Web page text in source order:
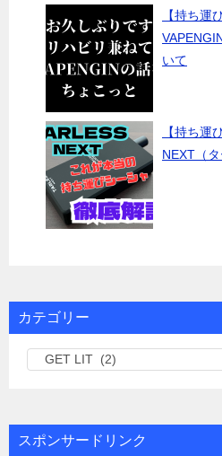
【持ち運
いて
【持ち運
NEXT（
カテゴリー
リ
ー
スポンサードリンク